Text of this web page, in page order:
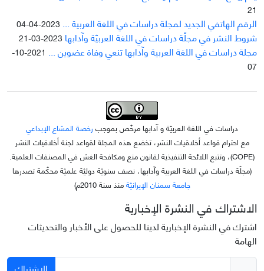
21
الرقم الهاتفي الجديد لمجلة دراسات في اللغة العربية ... 2023-04-04
شروط النشر في مجلّة دراسات في اللغة العربيّة وآدابها 2023-03-21
مجلة دراسات في اللغة العربية وآدابها تنعي وفاة عضوين ...
2021-10-
07
دراسات في اللغة العربيّة و آدابها مرخّص بموجب رخصة المشاع الإبداعي
مع احترام قواعد أخلاقيات النشر، تخضع هذه المجلة لقواعد لجنة أخلاقيات النشر
(COPE)، وتتبع اللائحة التنفيذية لقانون منع ومكافحة الغش في المصنفات العلمية.
(مجلّة دراسات في اللغة العربية وآدابها، نصف سنويّة دوليّة علميّة محکّمة تصدرها
جامعة سمنان الإيرانيّةمنذ سنة 2010م)
الاشتراك في النشرة الإخبارية
اشترك في النشرة الإخبارية لدينا للحصول على الأخبار والتحديثات
الهامة